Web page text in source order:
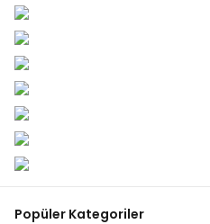
Popüler Kategoriler